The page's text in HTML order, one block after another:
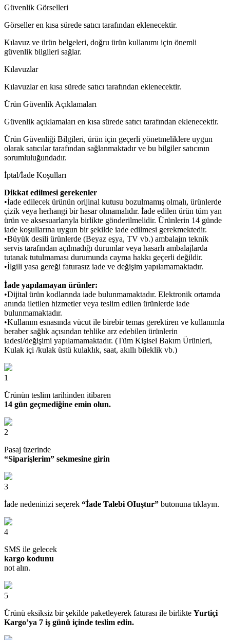
Güvenlik Görselleri
Görseller en kısa sürede satıcı tarafından eklenecektir.
Kılavuz ve ürün belgeleri, doğru ürün kullanımı için önemli
güvenlik bilgileri sağlar.
Kılavuzlar
Kılavuzlar en kısa sürede satıcı tarafından eklenecektir.
Ürün Güvenlik Açıklamaları
Güvenlik açıklamaları en kısa sürede satıcı tarafından eklenecektir.
Ürün Güvenliği Bilgileri, ürün için geçerli yönetmeliklere uygun
olarak satıcılar tarafından sağlanmaktadır ve bu bilgiler satıcının
sorumluluğundadır.
İptal/İade Koşulları
Dikkat edilmesi gerekenler
•İade edilecek ürünün orijinal kutusu bozulmamış olmalı, ürünlerde
çizik veya herhangi bir hasar olmamalıdır. İade edilen ürün tüm yan
ürün ve aksesuarlarıyla birlikte gönderilmelidir. Ürünlerin 14 günde
iade koşullarına uygun bir şekilde iade edilmesi gerekmektedir.
•Büyük desili ürünlerde (Beyaz eşya, TV vb.) ambalajın teknik
servis tarafından açılmadığı durumlar veya hasarlı ambalajlarda
tutanak tutulmaması durumunda cayma hakkı geçerli değildir.
•İlgili yasa gereği faturasız iade ve değişim yapılamamaktadır.
İade yapılamayan ürünler:
•Dijital ürün kodlarında iade bulunmamaktadır. Elektronik ortamda
anında iletilen hizmetler veya teslim edilen ürünlerde iade
bulunmamaktadır.
•Kullanım esnasında vücut ile birebir temas gerektiren ve kullanımla
beraber sağlık açısından tehlike arz edebilen ürünlerin
iadesi/değişimi yapılamamaktadır. (Tüm Kişisel Bakım Ürünleri,
Kulak içi /kulak üstü kulaklık, saat, akıllı bileklik vb.)
1
Ürünün teslim tarihinden itibaren
14 gün geçmediğine emin olun.
2
Pasaj üzerinde
“Siparişlerim” sekmesine girin
3
İade nedeninizi seçerek “İade Talebi OIuştur” butonuna tıklayın.
4
SMS ile gelecek
kargo kodunu
not alın.
5
Ürünü eksiksiz bir şekilde paketleyerek faturası ile birlikte Yurtiçi
Kargo’ya 7 iş günü içinde teslim edin.